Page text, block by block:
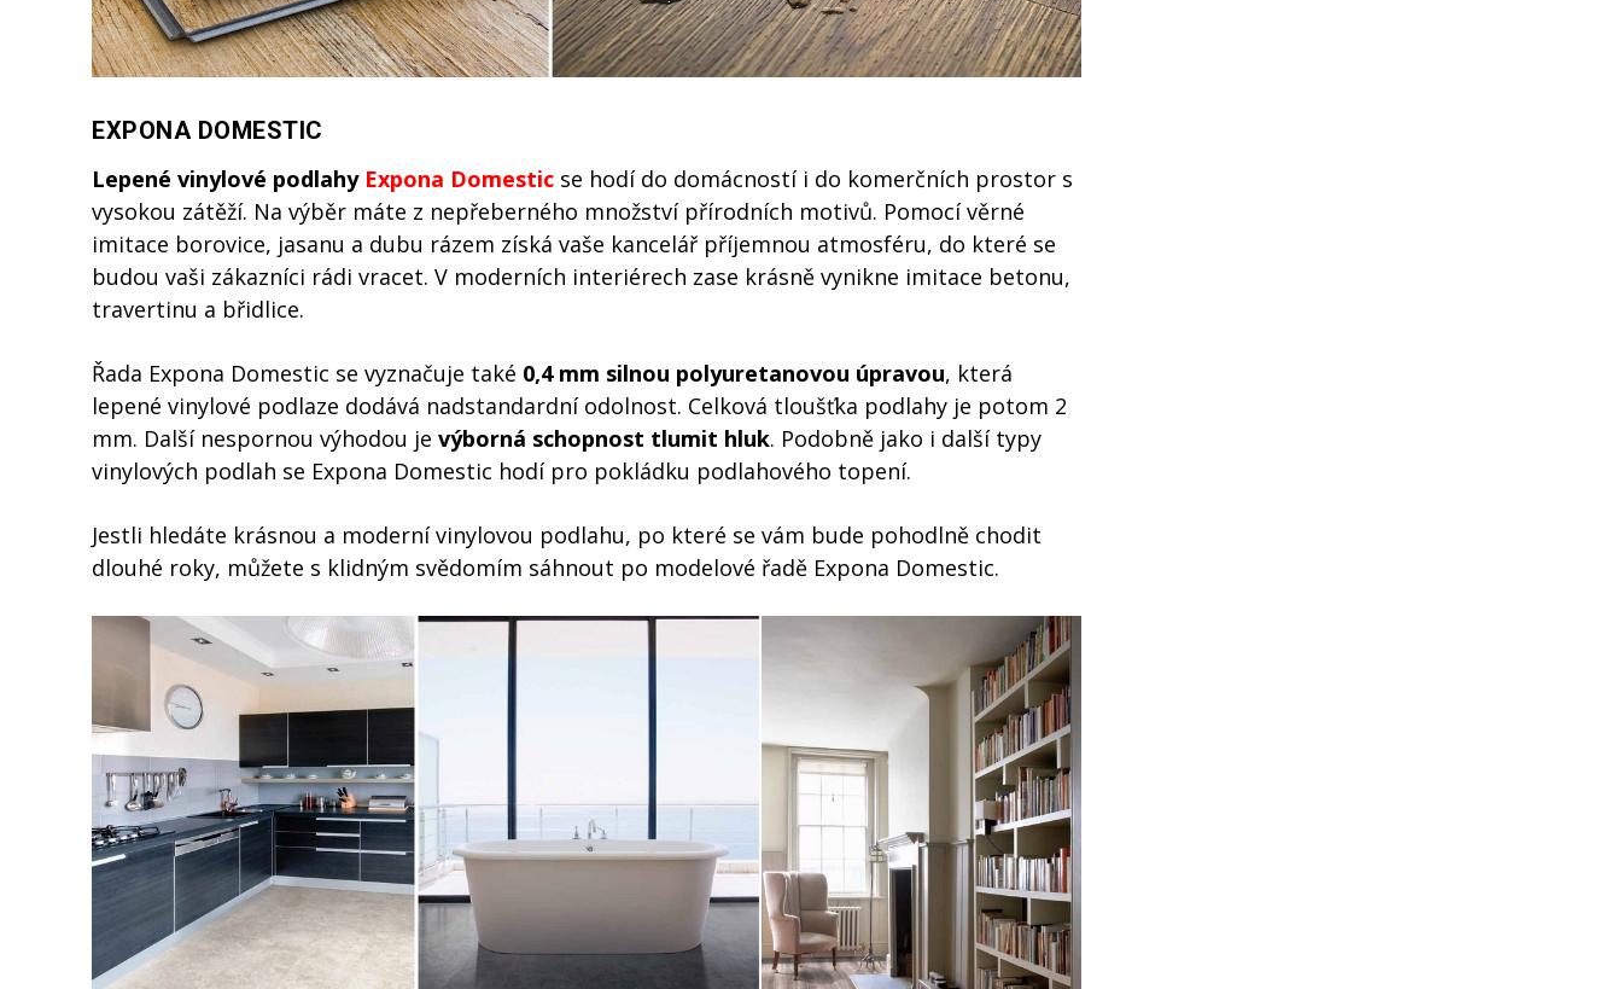
EXPONA DOMESTIC
Lepené vinylové podlahy Expona Domestic se hodí do domácností i do komerčních prostor s
vysokou zátěží. Na výběr máte z nepřeberného množství přírodních motivů. Pomocí věrné
imitace borovice, jasanu a dubu rázem získá vaše kancelář příjemnou atmosféru, do které se
budou vaši zákazníci rádi vracet. V moderních interiérech zase krásně vynikne imitace betonu,
travertinu a břidlice.
Řada Expona Domestic se vyznačuje také 0,4 mm silnou polyuretanovou úpravou, která
lepené vinylové podlaze dodává nadstandardní odolnost. Celková tloušťka podlahy je potom 2
mm. Další nespornou výhodou je výborná schopnost tlumit hluk. Podobně jako i další typy
vinylových podlah se Expona Domestic hodí pro pokládku podlahového topení.
Jestli hledáte krásnou a moderní vinylovou podlahu, po které se vám bude pohodlně chodit
dlouhé roky, můžete s klidným svědomím sáhnout po modelové řadě Expona Domestic.